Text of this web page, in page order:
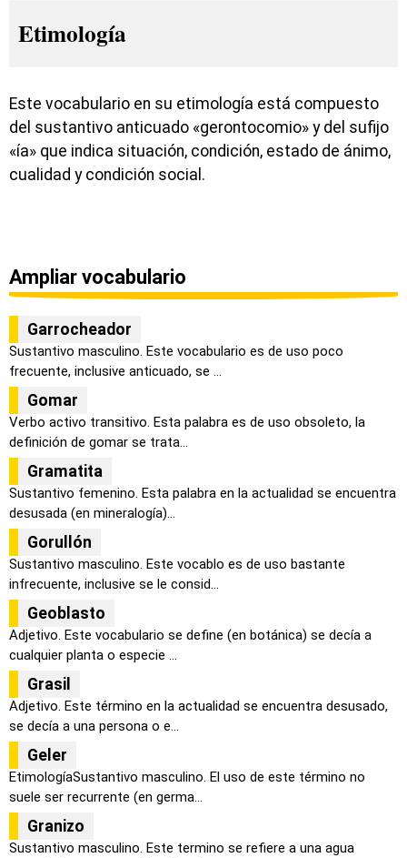
Etimología
Este vocabulario en su etimología está compuesto
del sustantivo anticuado «gerontocomio» y del sufijo
«ía» que indica situación, condición, estado de ánimo,
cualidad y condición social.
Ampliar vocabulario
Garrocheador
Sustantivo masculino. Este vocabulario es de uso poco
frecuente, inclusive anticuado, se ...
Gomar
Verbo activo transitivo. Esta palabra es de uso obsoleto, la
definición de gomar se trata...
Gramatita
Sustantivo femenino. Esta palabra en la actualidad se encuentra
desusada (en mineralogía)...
Gorullón
Sustantivo masculino. Este vocablo es de uso bastante
infrecuente, inclusive se le consid...
Geoblasto
Adjetivo. Este vocabulario se define (en botánica) se decía a
cualquier planta o especie ...
Grasil
Adjetivo. Este término en la actualidad se encuentra desusado,
se decía a una persona o e...
Geler
EtimologíaSustantivo masculino. El uso de este término no
suele ser recurrente (en germa...
Granizo
Sustantivo masculino. Este termino se refiere a una agua